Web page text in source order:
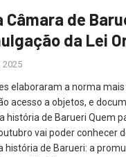
Câmara de
da Lei
2025
elaboraram a norma
acesso a objetos, e
história de Barueri Quem
vai poder conhecer
de Barueri: a